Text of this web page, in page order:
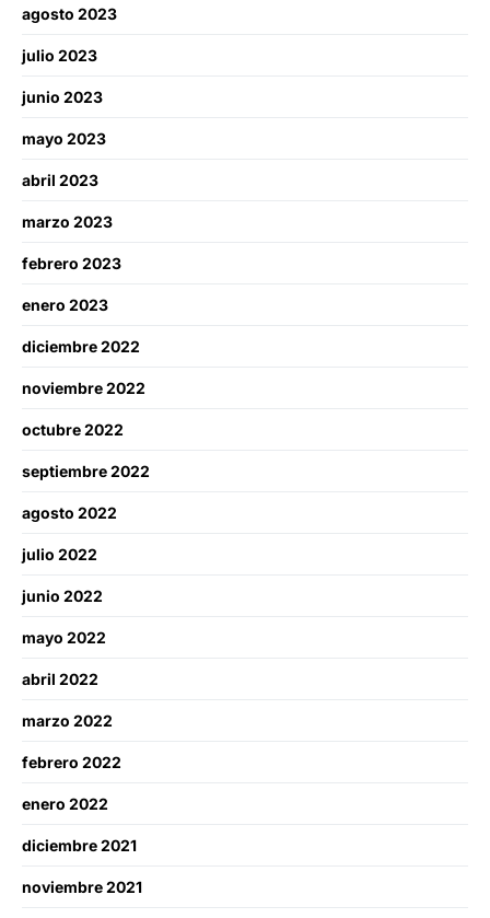
agosto 2023
julio 2023
junio 2023
mayo 2023
abril 2023
marzo 2023
febrero 2023
enero 2023
diciembre 2022
noviembre 2022
octubre 2022
septiembre 2022
agosto 2022
julio 2022
junio 2022
mayo 2022
abril 2022
marzo 2022
febrero 2022
enero 2022
diciembre 2021
noviembre 2021